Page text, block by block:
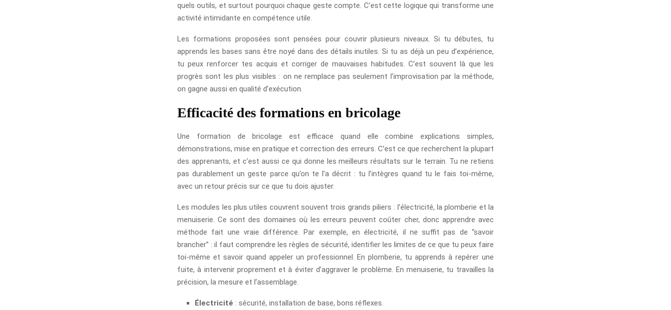
quels outils, et surtout pourquoi chaque geste compte. C’est cette logique qui transforme une
activité intimidante en compétence utile.
Les formations proposées sont pensées pour couvrir plusieurs niveaux. Si tu débutes, tu
apprends les bases sans être noyé dans des détails inutiles. Si tu as déjà un peu d’expérience,
tu peux renforcer tes acquis et corriger de mauvaises habitudes. C’est souvent là que les
progrès sont les plus visibles : on ne remplace pas seulement l’improvisation par la méthode,
on gagne aussi en qualité d’exécution.
Efficacité des formations en bricolage
Une formation de bricolage est efficace quand elle combine explications simples,
démonstrations, mise en pratique et correction des erreurs. C’est ce que recherchent la plupart
des apprenants, et c’est aussi ce qui donne les meilleurs résultats sur le terrain. Tu ne retiens
pas durablement un geste parce qu’on te l’a décrit : tu l’intègres quand tu le fais toi-même,
avec un retour précis sur ce que tu dois ajuster.
Les modules les plus utiles couvrent souvent trois grands piliers : l’électricité, la plomberie et la
menuiserie. Ce sont des domaines où les erreurs peuvent coûter cher, donc apprendre avec
méthode fait une vraie différence. Par exemple, en électricité, il ne suffit pas de “savoir
brancher” : il faut comprendre les règles de sécurité, identifier les limites de ce que tu peux faire
toi-même et savoir quand appeler un professionnel. En plomberie, tu apprends à repérer une
fuite, à intervenir proprement et à éviter d’aggraver le problème. En menuiserie, tu travailles la
précision, la mesure et l’assemblage.
Électricité : sécurité, installation de base, bons réflexes.